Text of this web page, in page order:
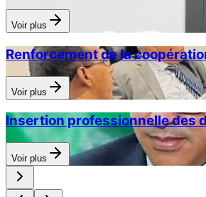
Voir plus
Renforcement de la
Voir plus
Insertion professionnelle des
Voir plus